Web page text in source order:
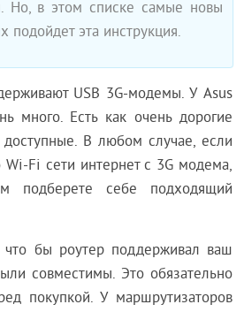
Но, в этом списке самые новы
подойдет эта инструкция.
USB 3G-модемы. У Asus
много. Есть как очень дорогие
В любом случае, если
Wi-Fi сети интернет с 3G модема,
подберете себе подходящий
что бы роутер поддерживал ваш
совместимы. Это обязательно
покупкой. У маршрутизаторов